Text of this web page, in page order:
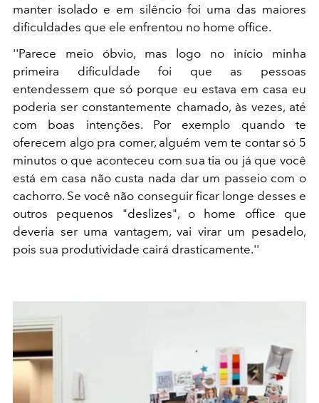
manter isolado e em silêncio foi uma das maiores
dificuldades que ele enfrentou no home office.
''Parece meio óbvio, mas logo no início minha
primeira dificuldade foi que as pessoas
entendessem que só porque eu estava em casa eu
poderia ser constantemente chamado, às vezes, até
com boas intenções. Por exemplo quando te
oferecem algo pra comer, alguém vem te contar só 5
minutos o que aconteceu com sua tia ou já que você
está em casa não custa nada dar um passeio com o
cachorro. Se você não conseguir ficar longe desses e
outros pequenos "deslizes", o home office que
deveria ser uma vantagem, vai virar um pesadelo,
pois sua produtividade cairá drasticamente.''